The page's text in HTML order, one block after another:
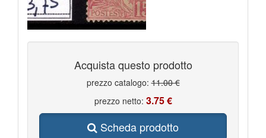
Acquista questo prodotto
prezzo catalogo:11.00 €
prezzo netto: 3.75 €
Scheda prodotto